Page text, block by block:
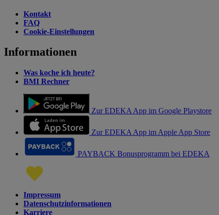
Kontakt
FAQ
Cookie-Einstellungen
Informationen
Was koche ich heute?
BMI Rechner
Zur EDEKA App im Google Playstore
Zur EDEKA App im Apple App Store
PAYBACK Bonusprogramm bei EDEKA
Impressum
Datenschutzinformationen
Karriere